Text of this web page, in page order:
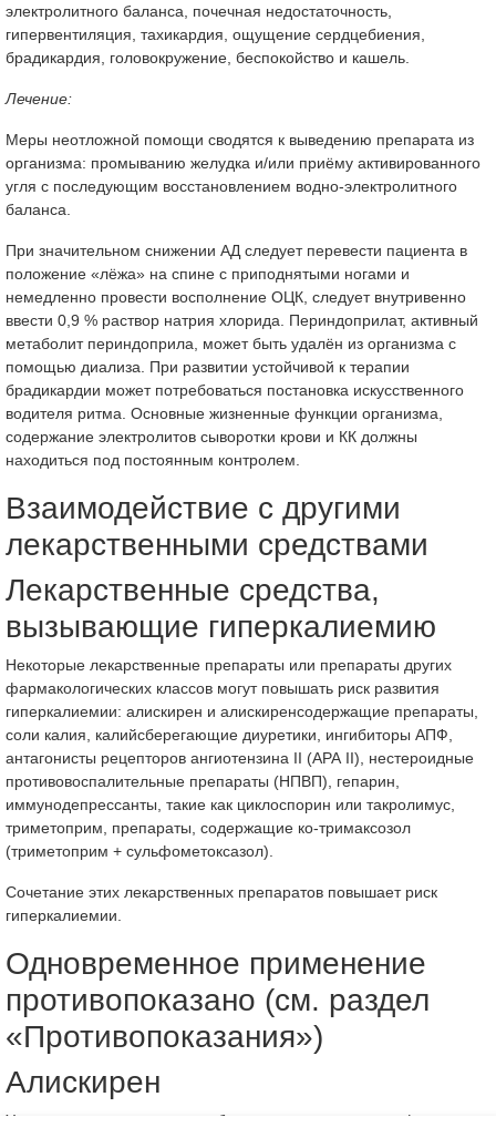
электролитного баланса, почечная недостаточность,
гипервентиляция, тахикардия, ощущение сердцебиения,
брадикардия, головокружение, беспокойство и кашель.
Лечение:
Меры неотложной помощи сводятся к выведению препарата из
организма: промыванию желудка и/или приёму активированного
угля с последующим восстановлением водно-электролитного
баланса.
При значительном снижении АД следует перевести пациента в
положение «лёжа» на спине с приподнятыми ногами и
немедленно провести восполнение ОЦК, следует внутривенно
ввести 0,9 % раствор натрия хлорида. Периндоприлат, активный
метаболит периндоприла, может быть удалён из организма с
помощью диализа. При развитии устойчивой к терапии
брадикардии может потребоваться постановка искусственного
водителя ритма. Основные жизненные функции организма,
содержание электролитов сыворотки крови и КК должны
находиться под постоянным контролем.
Взаимодействие с другими
лекарственными средствами
Лекарственные средства,
вызывающие гиперкалиемию
Некоторые лекарственные препараты или препараты других
фармакологических классов могут повышать риск развития
гиперкалиемии: алискирен и алискиренсодержащие препараты,
соли калия, калийсберегающие диуретики, ингибиторы АПФ,
антагонисты рецепторов ангиотензина II (АРА II), нестероидные
противовоспалительные препараты (НПВП), гепарин,
иммунодепрессанты, такие как циклоспорин или такролимус,
триметоприм, препараты, содержащие ко-тримаксозол
(триметоприм + сульфометоксазол).
Сочетание этих лекарственных препаратов повышает риск
гиперкалиемии.
Одновременное применение
противопоказано (см. раздел
«Противопоказания»)
Алискирен
У пациентов с сахарным диабетом или нарушениями функции